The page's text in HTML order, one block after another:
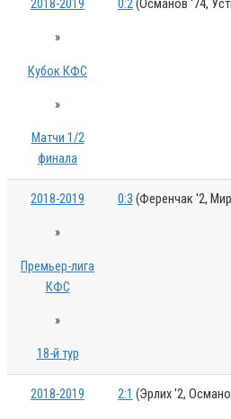
2018-2019
»
Кубок КФС
»
Матчи 1/2
финала
0:2(Османов '74,
2018-2019
»
Премьер-лига
КФС
»
18-й тур
0:3 (Ференчак '2,
2018-2019 2:1 (Эрлих '2,